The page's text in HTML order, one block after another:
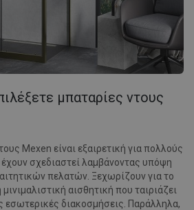
μπαταρίες ντους
Mexen είναι εξαιρετική για πολλούς
σχεδιαστεί λαμβάνοντας υπόψη
πελατών. Ξεχωρίζουν για το
αισθητική που ταιριάζει
εσωτερικές διακοσμήσεις. Παράλληλα,